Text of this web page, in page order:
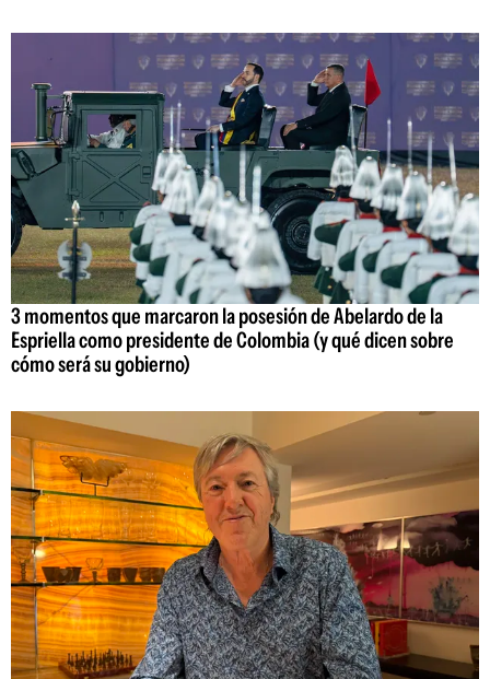
3 momentos que marcaron la posesión de Abelardo de la
Espriella como presidente de Colombia (y qué dicen sobre
cómo será su gobierno)